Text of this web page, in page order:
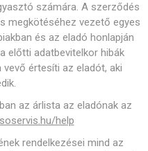
számára. A szerződés
megkötéséhez vezető egyes
és az eladó honlapján
előtti adatbevitelkor hibák
vevő értesíti az eladót, aki
az árlista az eladónak az
help
rendelkezései mind az